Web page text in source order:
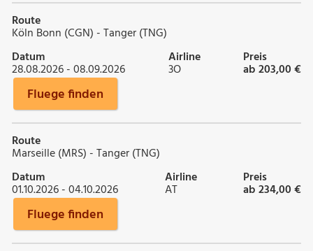
Route
Köln Bonn (CGN) - Tanger (TNG)
Datum
28.08.2026 - 08.09.2026
Airline
3O
Preis
ab 203,00 €
Fluege finden
Route
Marseille (MRS) - Tanger (TNG)
Datum
01.10.2026 - 04.10.2026
Airline
AT
Preis
ab 234,00 €
Fluege finden